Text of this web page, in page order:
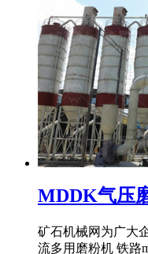
MDDK气压
矿石机械网为广大
流多用磨粉机 铁路